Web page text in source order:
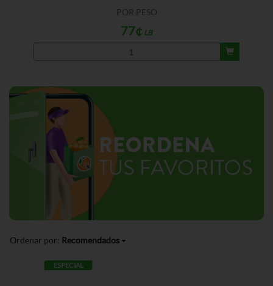
POR PESO
77¢ LB
Ordenar por: Recomendados
ESPECIAL